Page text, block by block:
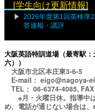
[学生向け更新情報]
2026年度第1回英検準
答速報・講評
大阪英語特訓道場（最寄駅
六））
大阪市北区本庄東3-6-5
E-mail： eigo@nagoya-
TEL： 06-6374-4085,
※月・火曜日休。指導中
め、電話が通じない場合は